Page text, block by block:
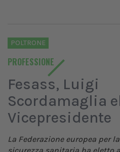
POLTRONE
PROFESSIONE
Fesass, Luigi
Scordamaglia
Vicepresidente
La Federazione europea per